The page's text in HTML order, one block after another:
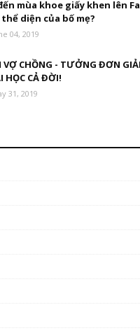
mùa khoe giấy khen lên
diện của bố mẹ?
04, 2019
VỢ CHỒNG - TƯỞNG ĐƠN
HỌC CẢ ĐỜI!
31, 2019